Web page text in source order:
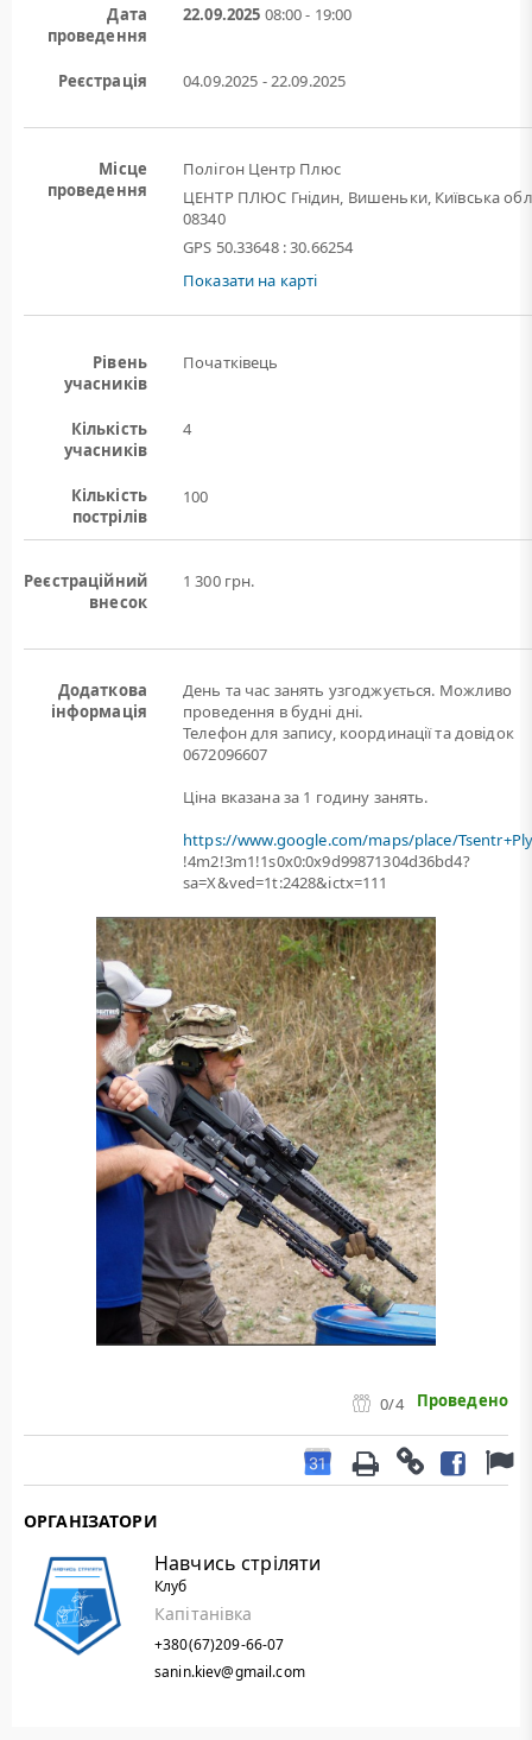
Дата
проведення
22.09.2025 08:00 - 19:00
Реєстрація 04.09.2025 - 22.09.2025
Місце
проведення
Полігон Центр Плюс
ЦЕНТР ПЛЮС Гнідин, Вишеньки, Київська
08340
GPS 50.33648 : 30.66254
Показати на карті
Рівень
учасників
Початківець
Кількість
учасників
4
Кількість
пострілів
100
Реєстраційний
внесок
1 300 грн.
Додаткова
інформація
День та час занять узгоджується. Можливо
проведення в будні дні.
Телефон для запису, координації та довідок
0672096607
Ціна вказана за 1 годину занять.
https://www.google.com/maps/place/
!4m2!3m1!1s0x0:0x9d99871304d36bd4?
sa=X&ved=1t:2428&ictx=111
0/4 Проведено
ОРГАНІЗАТОРИ
Навчись стріляти
Клуб
Капітанівка
+380(67)209-66-07
sanin.kiev@gmail.com